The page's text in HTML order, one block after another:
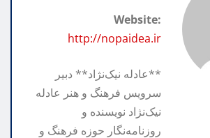
Website:
http://nopaidea.ir
**عادله نیک‌نژاد** دبیر
سرویس فرهنگ و هنر عادله
نیک‌نژاد نویسنده و
روزنامه‌نگار حوزه فرهنگ و